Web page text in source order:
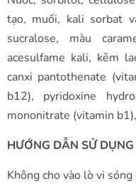
tạo, muối, kali sorbat
sucralose, màu
acesulfame kali, kẽm
canxi pantothenate
b12), pyridoxine
mononitrate (vitamin
HƯỚNG DẪN SỬ DỤNG
Không cho vào lò vi